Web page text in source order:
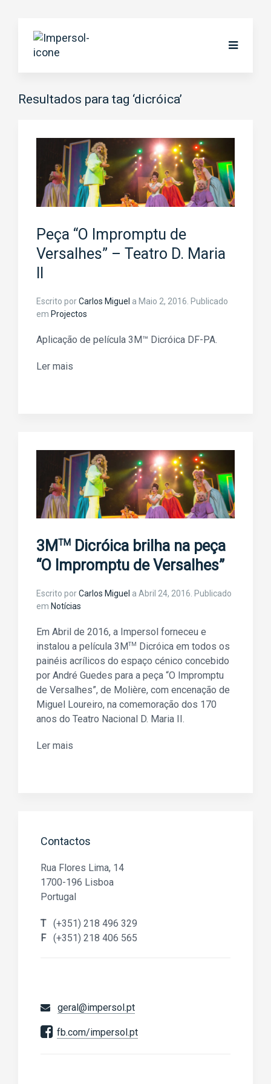
Resultados para tag ‘dicróica’
Peça “O Impromptu de
Versalhes” – Teatro D. Maria
II
Escrito porCarlos Miguel a Maio 2, 2016 . Publicado
em Projectos
Aplicação de película 3M™ Dicróica DF-PA.
Ler mais
3M TM
Dicróica brilha na peça
“O Impromptu de Versalhes”
Escrito porCarlos Miguel a Abril 24, 2016 . Publicado
em Notícias
Em Abril de 2016, a Impersol forneceu e
instalou a película 3MTM
Dicróica em todos os
painéis acrílicos do espaço cénico concebido
por André Guedes para a peça “O Impromptu
de Versalhes”, de Molière, com encenação de
Miguel Loureiro, na comemoração dos 170
anos do Teatro Nacional D. Maria II.
Ler mais
Contactos
Rua Flores Lima, 14
1700-196 Lisboa
Portugal
T (+351) 218 496 329
F (+351) 218 406 565
geral@impersol.pt
fb.com/impersol.pt